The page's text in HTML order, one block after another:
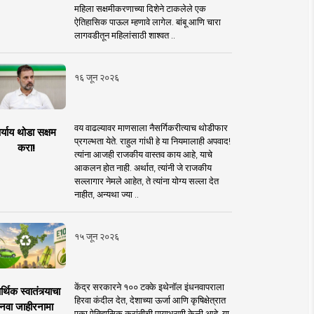
महिला सक्षमीकरणाच्या दिशेने टाकलेले एक
ऐतिहासिक पाऊल म्हणावे लागेल. बांबू आणि चारा
लागवडीतून महिलांसाठी शाश्वत ..
१६ जून २०२६
थोडा सक्षम
करा!
वय वाढल्यावर माणसाला नैसर्गिकरीत्याच थोडीफार
प्रगल्भता येते. राहुल गांधी हे या नियमालाही अपवाद!
त्यांना आजही राजकीय वास्तव काय आहे, याचे
आकलन होत नाही. अर्थात, त्यांनी जे राजकीय
सल्लागार नेमले आहेत, ते त्यांना योग्य सल्ला देत
नाहीत, अन्यथा ज्या ..
१५ जून २०२६
स्वातंत्र्याचा
जाहीरनामा
केंद्र सरकारने १०० टक्के इथेनॉल इंधनवापराला
हिरवा कंदील देत, देशाच्या ऊर्जा आणि कृषिक्षेत्रात